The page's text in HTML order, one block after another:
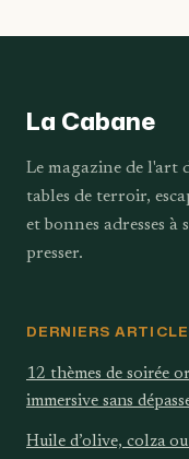
alternatives et
La Cabane
Le magazine de l'art
tables de terroir,
et bonnes adresses à
presser.
DERNIERS
12 thèmes de soirée
immersive sans
Huile d’olive, colza